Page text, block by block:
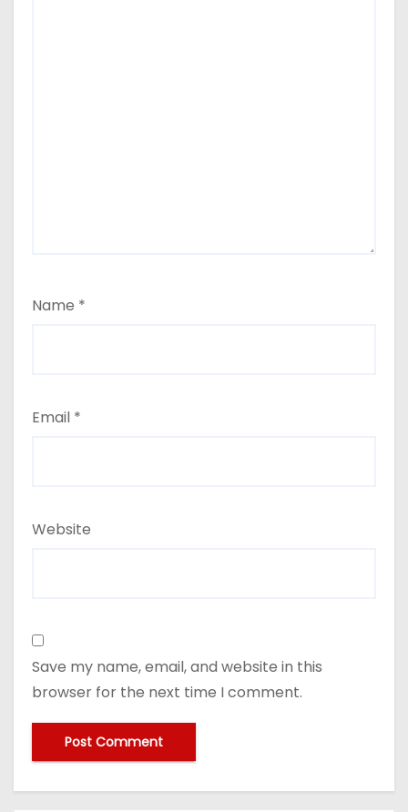
Name *
Email *
Website
Save my name, email, and website in this
browser for the next time I comment.